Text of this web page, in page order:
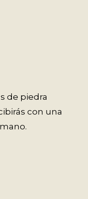
de piedra
con una